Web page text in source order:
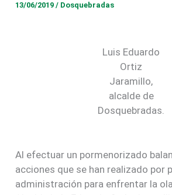
13/06/2019/ Dosquebradas
Luis Eduardo
Ortiz
Jaramillo,
alcalde de
Dosquebradas.
Al efectuar un pormenorizado
acciones que se han realizado por
administración para enfrentar la